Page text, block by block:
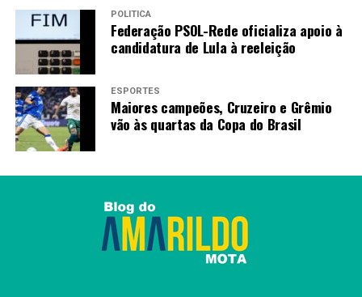
POLÍTICA
Federação PSOL-Rede oficializa apoio à
candidatura de Lula à reeleição
ESPORTES
Maiores campeões, Cruzeiro e Grêmio
vão às quartas da Copa do Brasil